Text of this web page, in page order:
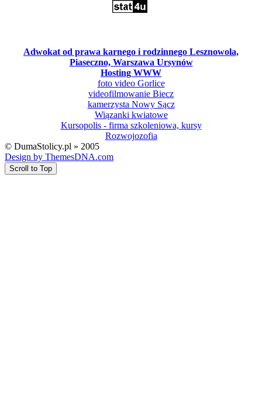
Adwokat od prawa karnego i rodzinnego Lesznowola,
Piaseczno, Warszawa Ursynów
Hosting WWW
foto video Gorlice
videofilmowanie Biecz
kamerzysta Nowy Sącz
Wiązanki kwiatowe
Kursopolis - firma szkoleniowa, kursy
Rozwojozofia
© DumaStolicy.pl » 2005
Design by ThemesDNA.com
Scroll to Top